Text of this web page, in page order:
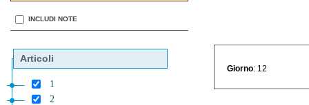
INCLUDI NOTE
Articoli
1
2
Giorno : 12